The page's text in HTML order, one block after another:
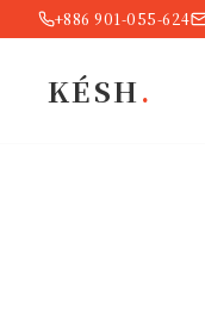
+886 901-055-624
KÉSH.